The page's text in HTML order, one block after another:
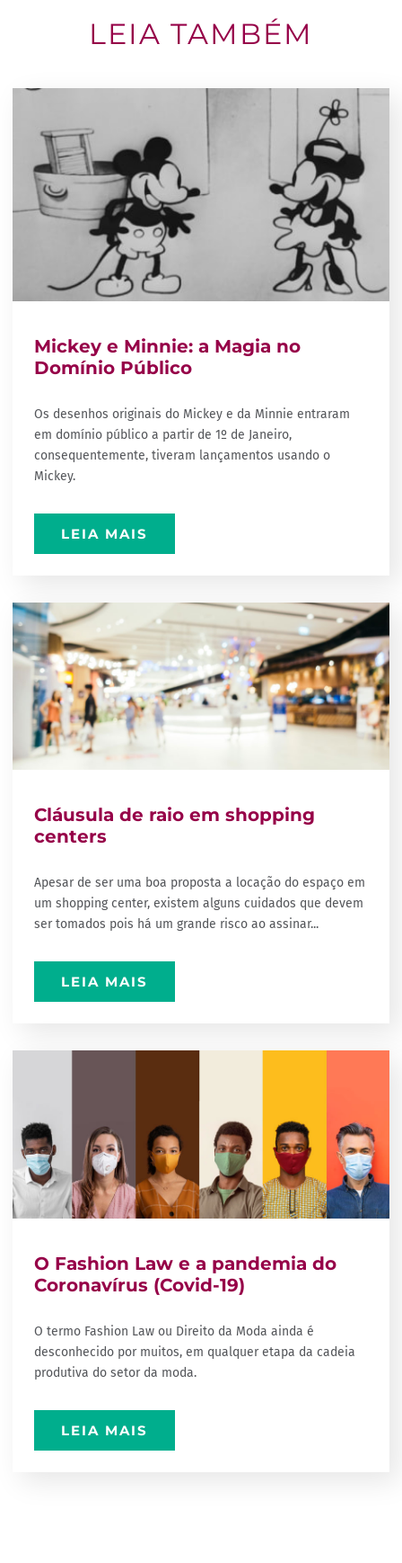
LEIA TAMBÉM
Mickey e Minnie: a Magia no
Domínio Público
Os desenhos originais do Mickey e da Minnie entraram
em domínio público a partir de 1º de Janeiro,
consequentemente, tiveram lançamentos usando o
Mickey.
LEIA MAIS
Cláusula de raio em shopping
centers
Apesar de ser uma boa proposta a locação do espaço em
um shopping center, existem alguns cuidados que devem
ser tomados pois há um grande risco ao assinar...
LEIA MAIS
O Fashion Law e a pandemia do
Coronavírus (Covid-19)
O termo Fashion Law ou Direito da Moda ainda é
desconhecido por muitos, em qualquer etapa da cadeia
produtiva do setor da moda.
LEIA MAIS